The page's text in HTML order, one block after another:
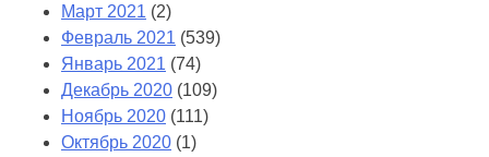
Март 2021 (2)
Февраль 2021 (539)
Январь 2021 (74)
Декабрь 2020 (109)
Ноябрь 2020 (111)
Октябрь 2020 (1)